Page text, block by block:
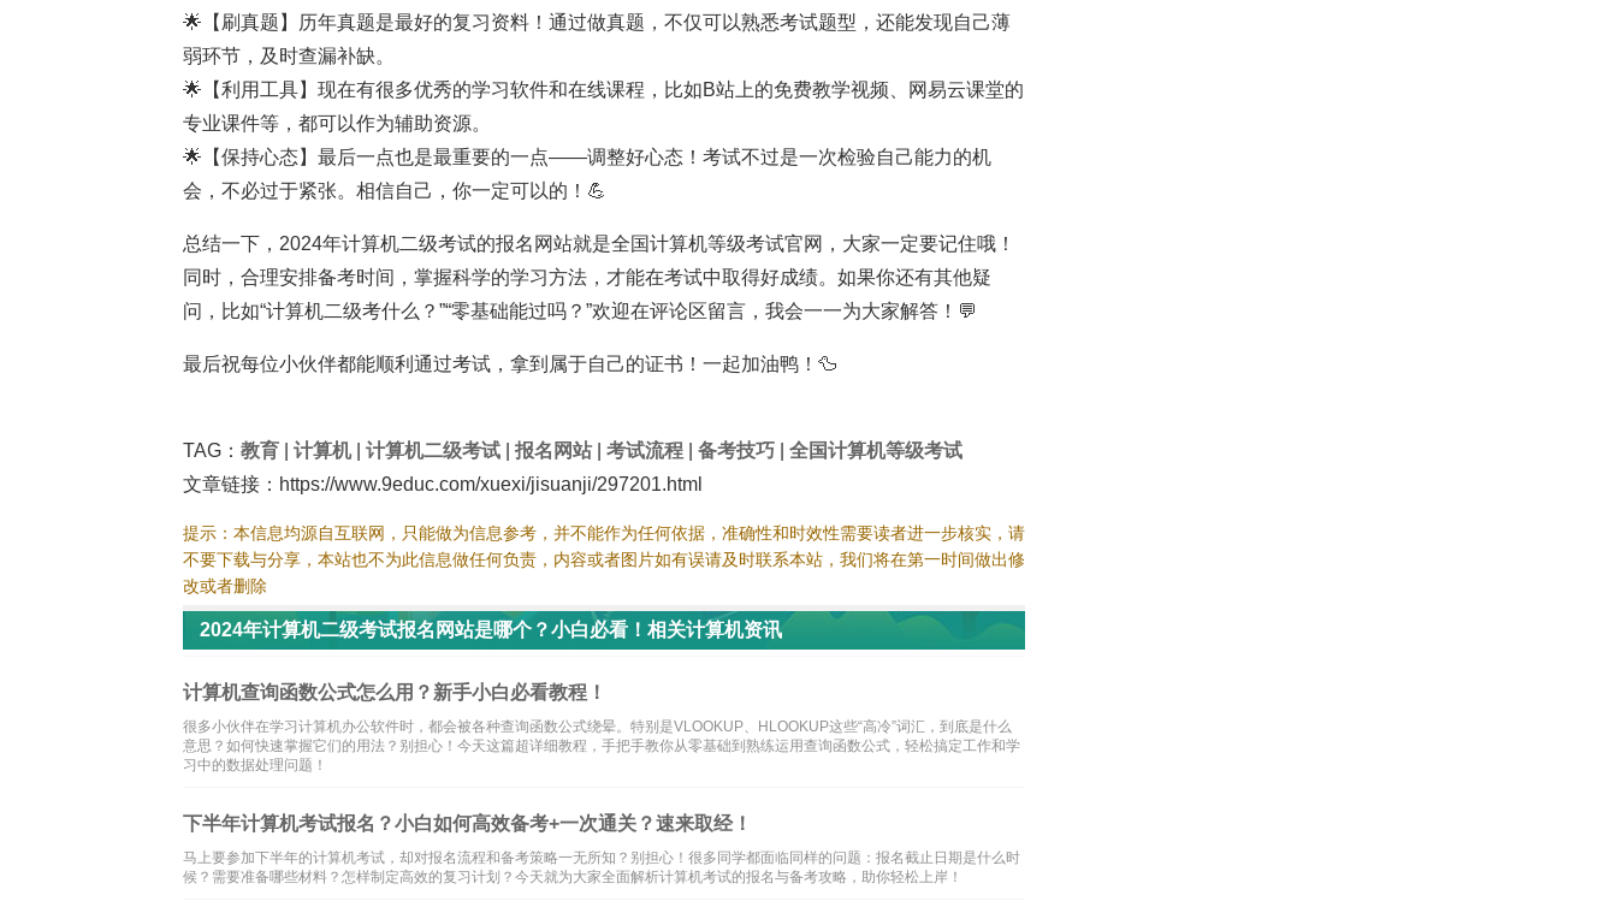
🌟【刷真题】历年真题是最好的复习资料！通过做真题，不仅可以熟悉考试题型，还能发现自己薄
弱环节，及时查漏补缺。
🌟【利用工具】现在有很多优秀的学习软件和在线课程，比如B站上的免费教学视频、网易云课堂的
专业课件等，都可以作为辅助资源。
🌟【保持心态】最后一点也是最重要的一点——调整好心态！考试不过是一次检验自己能力的机
会，不必过于紧张。相信自己，你一定可以的！💪
总结一下，2024年计算机二级考试的报名网站就是全国计算机等级考试官网，大家一定要记住哦！
同时，合理安排备考时间，掌握科学的学习方法，才能在考试中取得好成绩。如果你还有其他疑
问，比如“计算机二级考什么？”“零基础能过吗？”欢迎在评论区留言，我会一一为大家解答！💬
最后祝每位小伙伴都能顺利通过考试，拿到属于自己的证书！一起加油鸭！🦆
TAG： 教育 计算机| 计算机二级考试 报名网站| 考试流程 备考技巧
全国计算机等级考试
文章链接：https://www.9educ.com/xuexi/jisuanji/297201.html
提示：本信息均源自互联网，只能做为信息参考，并不能作为任何依据，准确性和时效性需要读者进一步核实，请
不要下载与分享，本站也不为此信息做任何负责，内容或者图片如有误请及时联系本站，我们将在第一时间做出修
改或者删除
2024年计算机二级考试报名网站是哪个？小白必看！相关计算机资讯
计算机查询函数公式怎么用？新手小白必看教程！
很多小伙伴在学习计算机办公软件时，都会被各种查询函数公式绕晕。特别是VLOOKUP、HLOOKUP这些“高冷”词汇，到底是什么
意思？如何快速掌握它们的用法？别担心！今天这篇超详细教程，手把手教你从零基础到熟练运用查询函数公式，轻松搞定工作和学
习中的数据处理问题！
下半年计算机考试报名？小白如何高效备考+一次通关？速来取经！
马上要参加下半年的计算机考试，却对报名流程和备考策略一无所知？别担心！很多同学都面临同样的问题：报名截止日期是什么时
候？需要准备哪些材料？怎样制定高效的复习计划？今天就为大家全面解析计算机考试的报名与备考攻略，助你轻松上岸！